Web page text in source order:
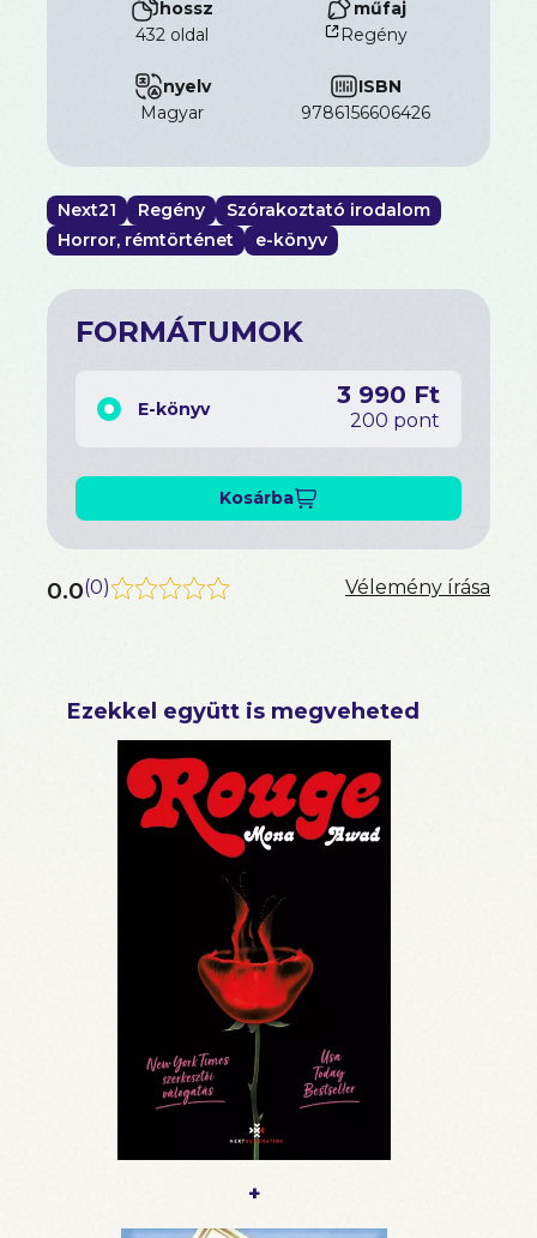
hossz
432 oldal
műfaj
Regény
nyelv
magyar
ISBN
9786156606426
Next21 Regény
Szórakoztató irodalom
Horror, rémtörténet
e-könyv
FORMÁTUMOK
E-könyv 3 990 Ft
200 pont
Kosárba
0.0(0) Vélemény írása
Ezekkel együtt is megveheted
+